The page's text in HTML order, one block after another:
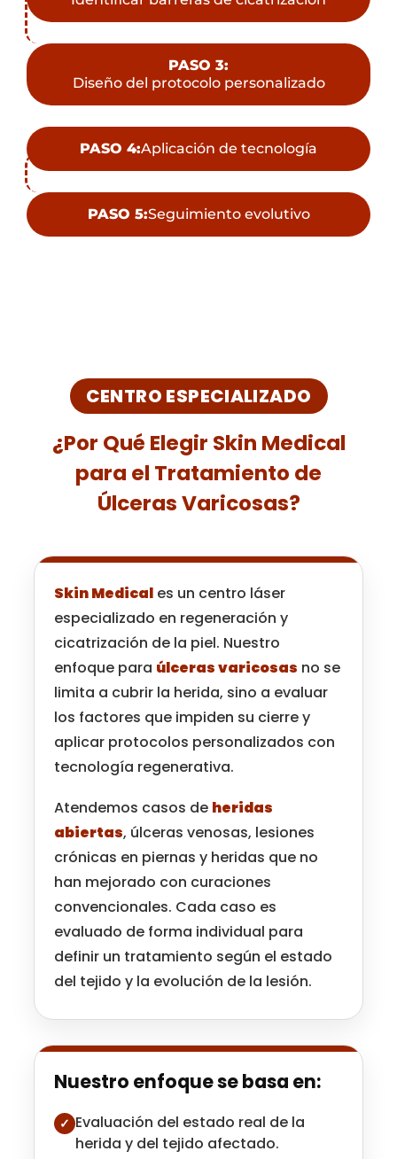
PASO 3:
Diseño del protocolo personalizado
PASO 4:Aplicación de tecnología
PASO 5:Seguimiento evolutivo
CENTRO ESPECIALIZADO
¿Por Qué Elegir Skin Medical
para el Tratamiento de
Úlceras Varicosas?
Skin Medical es un centro láser
especializado en regeneración y
cicatrización de la piel. Nuestro
enfoque para úlceras varicosas no se
limita a cubrir la herida, sino a evaluar
los factores que impiden su cierre y
aplicar protocolos personalizados con
tecnología regenerativa.
Atendemos casos de heridas
abiertas, úlceras venosas, lesiones
crónicas en piernas y heridas que no
han mejorado con curaciones
convencionales. Cada caso es
evaluado de forma individual para
definir un tratamiento según el estado
del tejido y la evolución de la lesión.
Nuestro enfoque se basa en:
✓ Evaluación del estado real de la
herida y del tejido afectado.